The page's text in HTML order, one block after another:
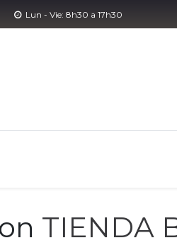
Lun - Vie: 8h30 a 17h30
TIENDA